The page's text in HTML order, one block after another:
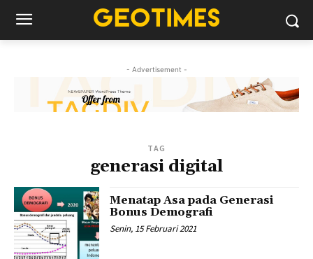
- Advertisement -
TAG
generasi digital
Menatap Asa pada Generasi
Bonus Demografi
Senin, 15 Februari 2021